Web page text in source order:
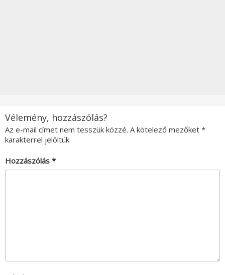
Vélemény, hozzászólás?
Az e-mail címet nem tesszük közzé. A kötelező mezőket *
karakterrel jelöltük
Hozzászólás *